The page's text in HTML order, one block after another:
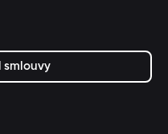
smlouvy